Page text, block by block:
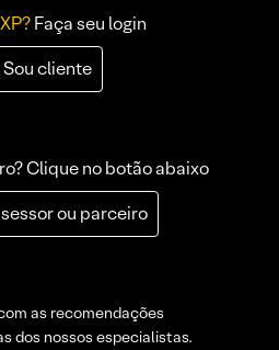
Faça seu login
Sou cliente
Clique no botão abaixo
ou parceiro
as recomendações
dos nossos especialistas.